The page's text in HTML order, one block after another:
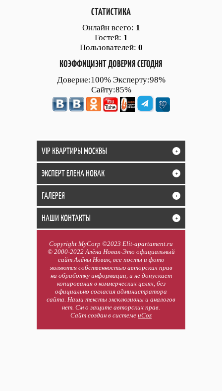
СТАТИСТИКА
Онлайн всего: 1
Гостей: 1
Пользователей: 0
КОЭФФИЦИЭНТ ДОВЕРИЯ СЕГОДНЯ
Доверие:100% Эксперту:98%
Сайту:85%
VIP КВАРТИРЫ МОСКВЫ +
ЭКСПЕРТ ЕЛЕНА НОВАК +
ГАЛЕРЕЯ +
НАШИ КОНТАКТЫ +
Copyright MyCorp ©2023 Elit-apartament.ru
© 2000-2022 Алёна Новак-Это официальный
сайт Алёны Новак, все посты и фото
являются собственностью авторских прав
на обработку информации, и не допускает
копирования в коммерческих целях, без
официально согласия администратора
сайта. Наши тексты эксклюзивны и аналогов
нет. См о защите авторских прав.
Сайт создан в системе uCoz